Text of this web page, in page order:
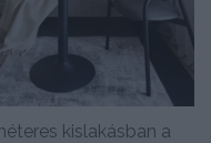
kislakásban a